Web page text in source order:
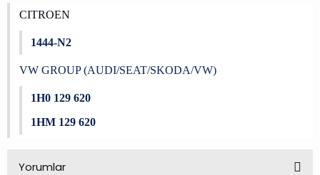
CITROEN
1444-N2
VW GROUP (AUDI/SEAT/SKODA/VW)
1H0 129 620
1HM 129 620
Yorumlar